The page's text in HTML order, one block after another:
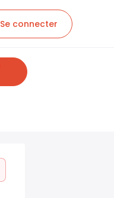
Se connecter